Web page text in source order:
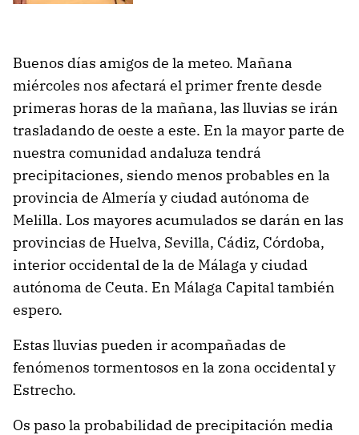
Buenos días amigos de la meteo. Mañana
miércoles nos afectará el primer frente desde
primeras horas de la mañana, las lluvias se irán
trasladando de oeste a este. En la mayor parte de
nuestra comunidad andaluza tendrá
precipitaciones, siendo menos probables en la
provincia de Almería y ciudad autónoma de
Melilla. Los mayores acumulados se darán en las
provincias de Huelva, Sevilla, Cádiz, Córdoba,
interior occidental de la de Málaga y ciudad
autónoma de Ceuta. En Málaga Capital también
espero.
Estas lluvias pueden ir acompañadas de
fenómenos tormentosos en la zona occidental y
Estrecho.
Os paso la probabilidad de precipitación media